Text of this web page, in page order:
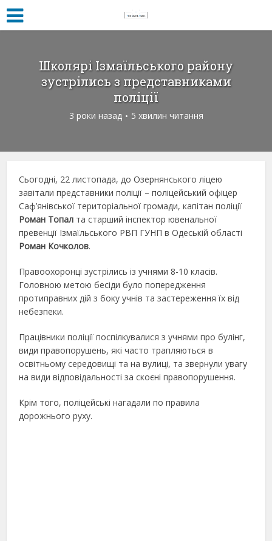
Школярі Ізмаїльського району
зустрілись з представниками
поліції
3 роки назад 5 хвилин читання
Сьогодні, 22 листопада, до Озернянського ліцею
завітали представники поліції – поліцейський офіцер
Саф’янівської територіальної громади, капітан поліції
Роман Топал та старший інспектор ювенальної
превенції Ізмаїльського РВП ГУНП в Одеській області
Роман Кочколов.
Правоохоронці зустрілись із учнями 8-10 класів.
Головною метою бесіди було попередження
протиправних дій з боку учнів та застереження їх від
небезпеки.
Працівники поліції поспілкувалися з учнями про булінг,
види правопорушень, які часто трапляються в
освітньому середовищі та на вулиці, та звернули увагу
на види відповідальності за скоєні правопорушення.
Крім того, поліцейські нагадали по правила
дорожнього руху.